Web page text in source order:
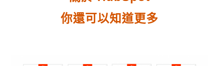
你還可以知道更多